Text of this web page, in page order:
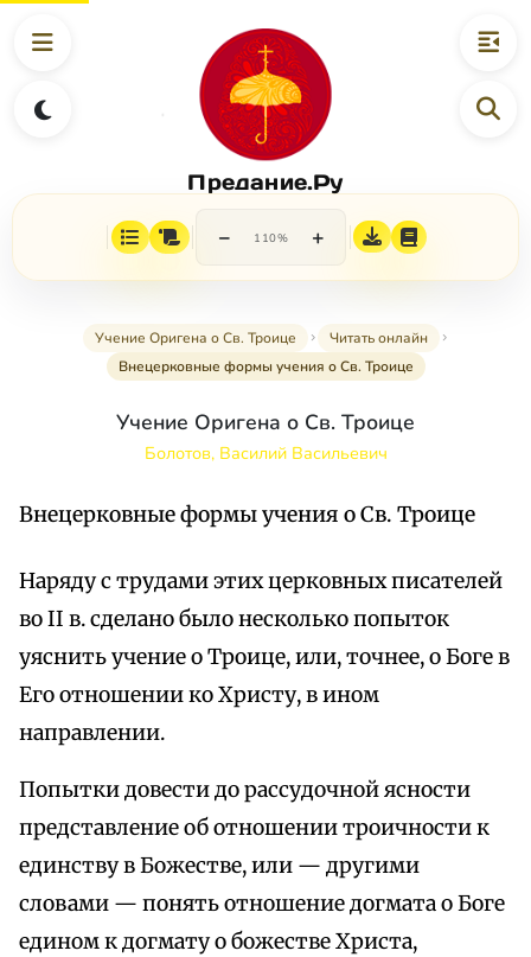
Предание.Ру
− 110% +
Учение Оригена о Св. Троице
Читать онлайн
Внецерковные формы учения о Св. Троице
Учение Оригена о Св. Троице
Болотов, Василий Васильевич
Внецерковные формы учения о Св. Троице
Наряду с трудами этих церковных писателей
во II в. сделано было несколько попыток
уяснить учение о Троице, или, точнее, о Боге в
Его отношении ко Христу, в ином
направлении.
Попытки довести до рассудочной ясности
представление об отношении троичности к
единству в Божестве, или — другими
словами — понять отношение догмата о Боге
едином к догмату о божестве Христа,